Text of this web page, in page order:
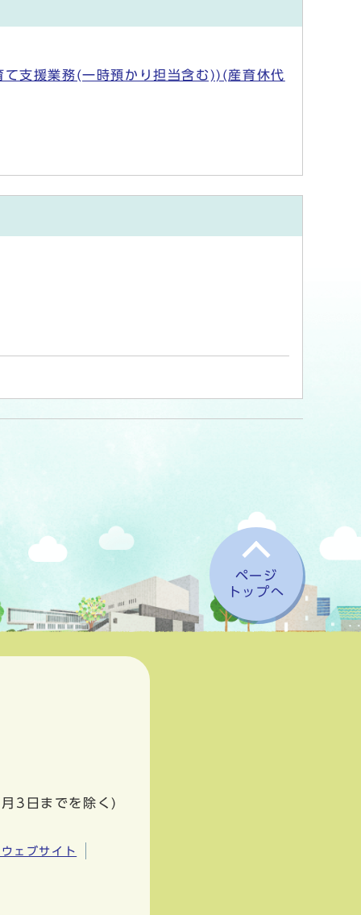
支援業務(一時預かり担当含む))(産育休代
ページ
トップへ
3日までを除く)
ェブサイト